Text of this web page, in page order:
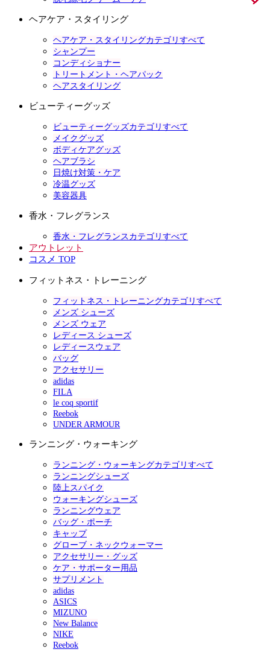
ヘアケア・スタイリング
ヘアケア・スタイリングカテゴリすべて
シャンプー
コンディショナー
トリートメント・ヘアパック
ヘアスタイリング
ビューティーグッズ
ビューティーグッズカテゴリすべて
メイクグッズ
ボディケアグッズ
ヘアブラシ
日焼け対策・ケア
冷温グッズ
美容器具
香水・フレグランス
香水・フレグランスカテゴリすべて
アウトレット
コスメ TOP
フィットネス・トレーニング
フィットネス・トレーニングカテゴリすべて
メンズ シューズ
メンズ ウェア
レディース シューズ
レディースウェア
バッグ
アクセサリー
adidas
FILA
le coq sportif
Reebok
UNDER ARMOUR
ランニング・ウォーキング
ランニング・ウォーキングカテゴリすべて
ランニングシューズ
陸上スパイク
ウォーキングシューズ
ランニングウェア
バッグ・ポーチ
キャップ
グローブ・ネックウォーマー
アクセサリー・グッズ
ケア・サポーター用品
サプリメント
adidas
ASICS
MIZUNO
New Balance
NIKE
Reebok